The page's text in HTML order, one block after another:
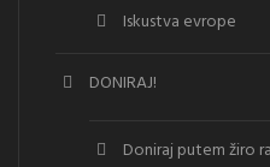
Iskustva evrope
DONIRAJ!
Doniraj putem žiro